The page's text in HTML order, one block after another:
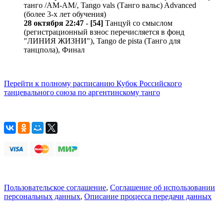
танго /AM-AM/, Tango vals (Танго вальс) Advanced
(более 3-х лет обучения)
28 октября 22:47 - [54] Танцуй со смыслом
(регистрационный взнос перечисляется в фонд
"ЛИНИЯ ЖИЗНИ"), Tango de pista (Танго для
танцпола), Финал
Перейти к полному расписанию Кубок Российского
танцевального союза по аргентинскому танго
Пользовательское соглашение, Соглашение об использовании
персональных данных, Описание процесса передачи данных